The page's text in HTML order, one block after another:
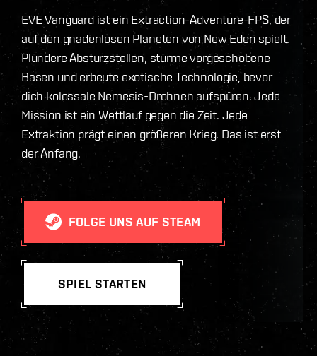
EVE Vanguard ist ein Extraction-Adventure-FPS, der
auf den gnadenlosen Planeten von New Eden spielt.
Plündere Absturzstellen, stürme vorgeschobene
Basen und erbeute exotische Technologie, bevor
dich kolossale Nemesis-Drohnen aufspüren. Jede
Mission ist ein Wettlauf gegen die Zeit. Jede
Extraktion prägt einen größeren Krieg. Das ist erst
der Anfang.
FOLGE UNS AUF STEAM
SPIEL STARTEN